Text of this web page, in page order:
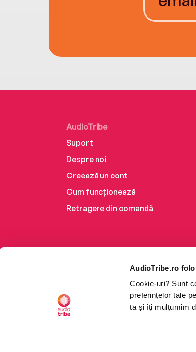
AudioTribe.ro
Cookie-uri? Sunt
preferințelor tale
ta și îți mulțumim
AudioTribe
Suport
Despre noi
Creează un cont
Cum funcționează
Retragere din comandă